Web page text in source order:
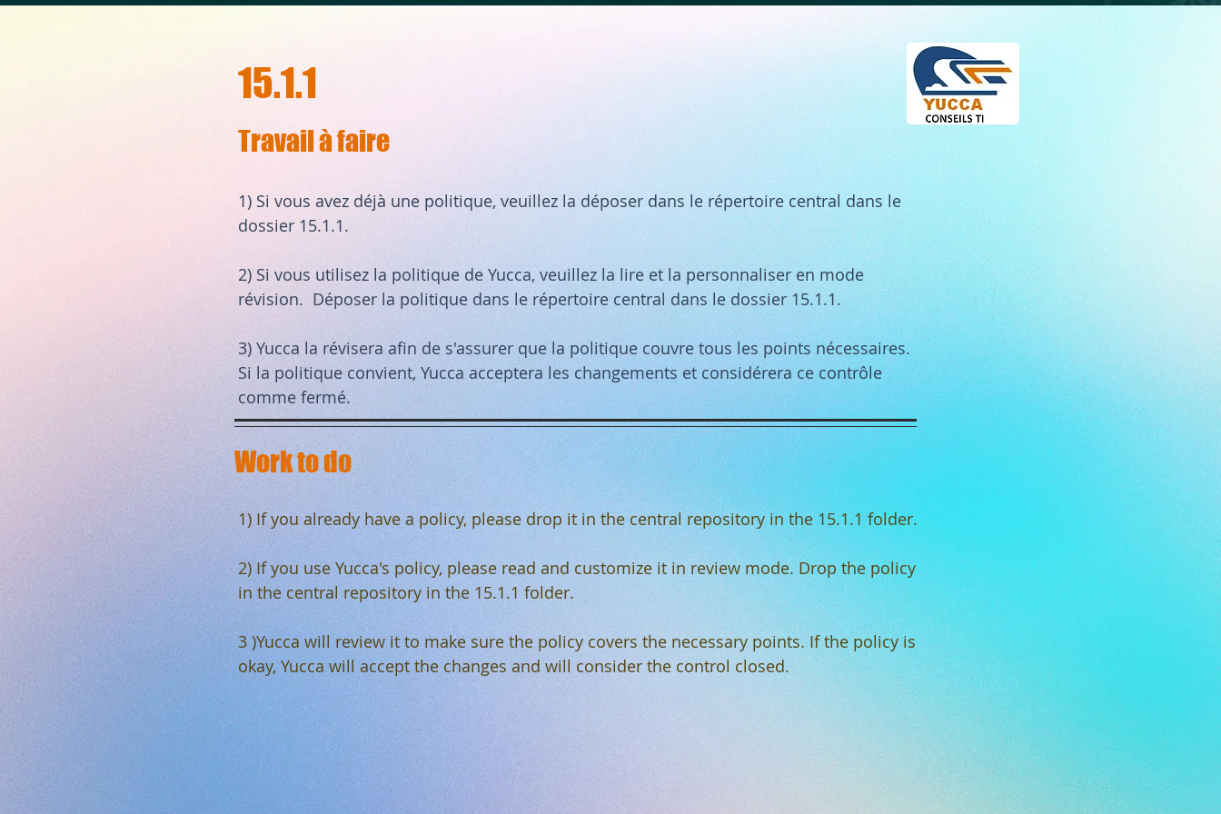
15.1.1
Travail à faire
1) Si vous avez déjà une politique, veuillez la déposer dans le répertoire central dans le
dossier 15.1.1.
2) Si vous utilisez la politique de Yucca, veuillez la lire et la personnaliser en mode
révision. Déposer la politique dans le répertoire central dans le dossier 15.1.1.
3) Yucca la révisera afin de s'assurer que la politique couvre tous les points nécessaires.
Si la politique convient, Yucca acceptera les changements et considérera ce contrôle
comme fermé.
Work to do
1) If you already have a policy, please drop it in the central repository in the 15.1.1 folder.
2) If you use Yucca's policy, please read and customize it in review mode. Drop the policy
in the central repository in the 15.1.1 folder.
3 )Yucca will review it to make sure the policy covers the necessary points. If the policy is
okay, Yucca will accept the changes and will consider the control closed.